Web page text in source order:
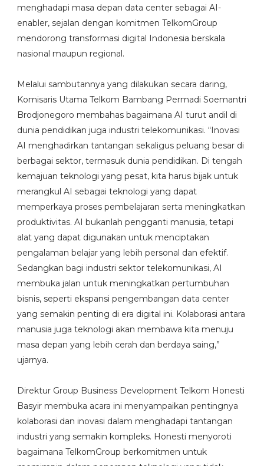
menghadapi masa depan data center sebagai AI-
enabler, sejalan dengan komitmen TelkomGroup
mendorong transformasi digital Indonesia berskala
nasional maupun regional.
Melalui sambutannya yang dilakukan secara daring,
Komisaris Utama Telkom Bambang Permadi Soemantri
Brodjonegoro membahas bagaimana AI turut andil di
dunia pendidikan juga industri telekomunikasi. “Inovasi
AI menghadirkan tantangan sekaligus peluang besar di
berbagai sektor, termasuk dunia pendidikan. Di tengah
kemajuan teknologi yang pesat, kita harus bijak untuk
merangkul AI sebagai teknologi yang dapat
memperkaya proses pembelajaran serta meningkatkan
produktivitas. AI bukanlah pengganti manusia, tetapi
alat yang dapat digunakan untuk menciptakan
pengalaman belajar yang lebih personal dan efektif.
Sedangkan bagi industri sektor telekomunikasi, AI
membuka jalan untuk meningkatkan pertumbuhan
bisnis, seperti ekspansi pengembangan data center
yang semakin penting di era digital ini. Kolaborasi antara
manusia juga teknologi akan membawa kita menuju
masa depan yang lebih cerah dan berdaya saing,”
ujarnya.
Direktur Group Business Development Telkom Honesti
Basyir membuka acara ini menyampaikan pentingnya
kolaborasi dan inovasi dalam menghadapi tantangan
industri yang semakin kompleks. Honesti menyoroti
bagaimana TelkomGroup berkomitmen untuk